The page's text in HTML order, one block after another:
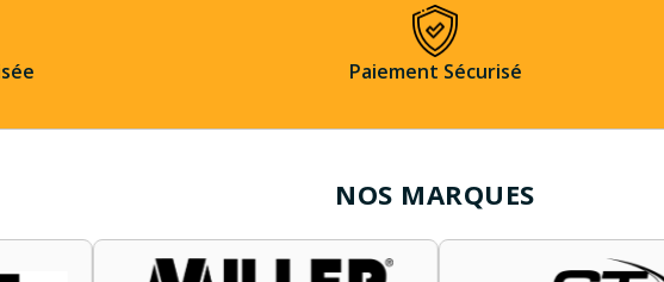
Paiement Sécurisé
NOS MARQUES